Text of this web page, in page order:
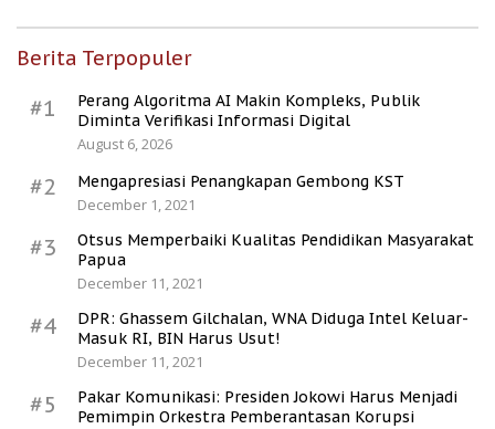
Berita Terpopuler
#1
Perang Algoritma AI Makin Kompleks, Publik
Diminta Verifikasi Informasi Digital
August 6, 2026
#2
Mengapresiasi Penangkapan Gembong KST
December 1, 2021
#3
Otsus Memperbaiki Kualitas Pendidikan Masyarakat
Papua
December 11, 2021
#4
DPR: Ghassem Gilchalan, WNA Diduga Intel Keluar-
Masuk RI, BIN Harus Usut!
December 11, 2021
#5
Pakar Komunikasi: Presiden Jokowi Harus Menjadi
Pemimpin Orkestra Pemberantasan Korupsi